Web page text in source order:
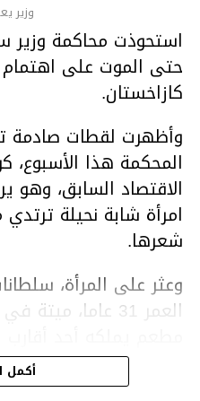
وزير
استحوذت محاكمة
حتى الموت على اهتمام
كازاخستان.
وأظهرت لقطات صادمة
المحكمة هذا الأسبوع،
الاقتصاد السابق،
امرأة شابة نحيلة
شعرها.
وعثر على المرأة،
العمر 31 عاما،
ووفقا لتقرير الطبيبأكمل